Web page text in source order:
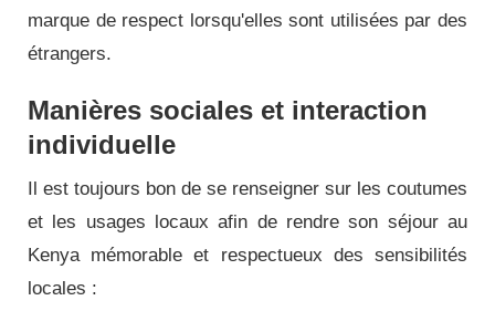
marque de respect lorsqu'elles sont utilisées par des
étrangers.
Manières sociales et interaction
individuelle
Il est toujours bon de se renseigner sur les coutumes
et les usages locaux afin de rendre son séjour au
Kenya mémorable et respectueux des sensibilités
locales :